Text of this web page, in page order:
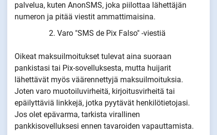
palvelua, kuten AnonSMS, joka piilottaa lähettäjän
numeron ja pitää viestit ammattimaisina.
Varo "SMS de Pix Falso" -viestiä
Oikeat maksuilmoitukset tulevat aina suoraan
pankistasi tai Pix-sovelluksesta, mutta huijarit
lähettävät myös väärennettyjä maksuilmoituksia.
Joten varo muotoiluvirheitä, kirjoitusvirheitä tai
epäilyttäviä linkkejä, jotka pyytävät henkilötietojasi.
Jos olet epävarma, tarkista virallinen
pankkisovelluksesi ennen tavaroiden vapauttamista.